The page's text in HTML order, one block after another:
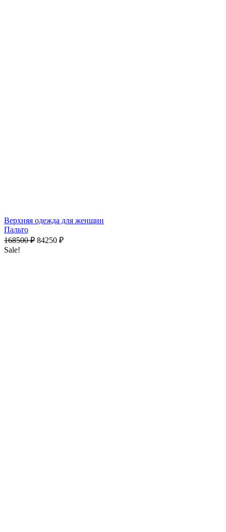
Верхняя одежда для женщин
Пальто
168500₽ 84250 ₽
Sale!